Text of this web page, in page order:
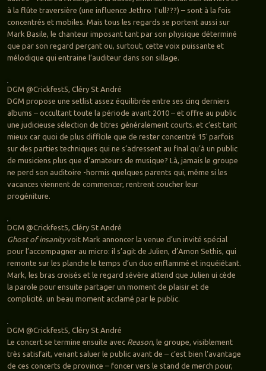
à la flûte traversière (une influence Jethro Tull???) – sont à la fois
concentrés et mobiles. Mais tous les regards se portent aussi sur
Mark Basile, le chanteur imposant tant par son physique déterminé
que par son regard perçant ou, surtout, cette voix puissante et
mélodique qui entraine l’auditeur dans son sillage.
DGM @Crickfest5, Cléry St André
DGM propose une setlist assez équilibrée entre ses cinq derniers
albums – occultant toute la période avant 2010 – et offre au public
une judicieuse sélection de titres généralement courts. et c’est tant
mieux car quoi de plus difficile que de rester concentré 15′ parfois
sur des parties techniques qui ne s’adressent au final qu’à un public
de musiciens plus que d’amateurs de musique? Là, jamais le groupe
ne perd son auditoire -hormis quelques parents qui, même si les
vacances viennent de commencer, rentrent coucher leur
progéniture.
DGM @Crickfest5, Cléry St André
Ghost of insanityvoit Mark annoncer la venue d’un invité spécial
pour l’accompagner au micro: il s’agit de Julien, d’Amon Sethis, qui
remonte sur les planche le temps d’un duo enflammé et inquéiétant.
Mark, les bras croisés et le regard sévère attend que Julien ui cède
la parole pour ensuite partager un moment de plaisir et de
complicité. un beau moment acclamé par le public.
DGM @Crickfest5, Cléry St André
Le concert se termine ensuite avec Reason, le groupe, visiblement
très satisfait, venant saluer le public avant de – c’est bien l’avantage
de ces concerts de province – foncer vers le stand de merch pour,